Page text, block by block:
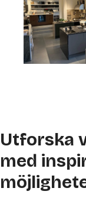
Utforska
med